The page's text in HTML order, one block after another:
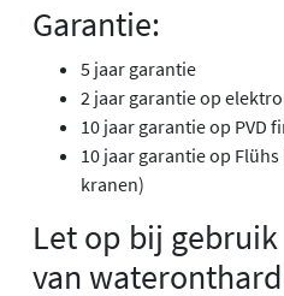
Garantie:
5 jaar garantie
2 jaar garantie op
10 jaar garantie op PVD
10 jaar garantie op
kranen)
Let op bij gebruik
van